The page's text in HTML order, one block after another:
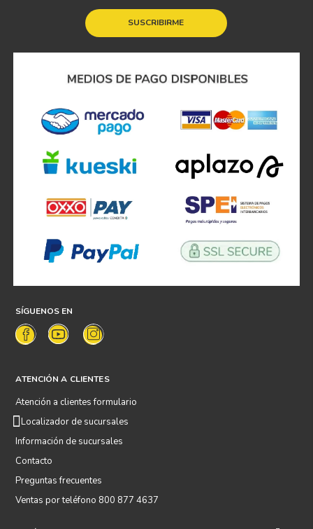
SUSCRIBIRME
SÍGUENOS EN
ATENCIÓN A CLIENTES
Atención a clientes formulario
Localizador de sucursales
Información de sucursales
Contacto
Preguntas frecuentes
Ventas por teléfono 800 877 4637